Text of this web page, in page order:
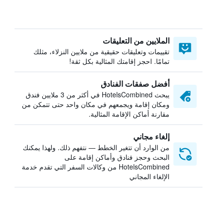
الملايين من التعليقات
تقييمات وتعليقات حقيقية من ملايين النزلاء، مثلك
تمامًا. احجز إقامتك المثالية بكل ثقة!
أفضل صفقات الفنادق
يبحث HotelsCombined في أكثر من 3 ملايين فندق
ومكان إقامة ويجمعهم في مكان واحد حتى تتمكن من
مقارنة أماكن الإقامة المثالية.
إلغاء مجاني
من الوارد أن تتغير الخطط — نتفهم ذلك. ولهذا يمكنك
البحث وحجز فنادق وأماكن إقامة على
HotelsCombined من وكالات السفر التي تقدم خدمة
الإلغاء المجاني